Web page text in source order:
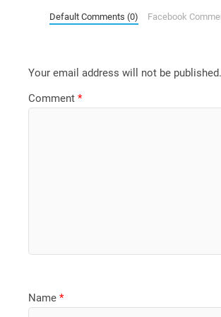
Default Comments (0) Facebook
Your email address will not be published.
Comment*
Name*